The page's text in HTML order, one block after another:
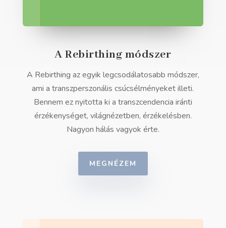
A Rebirthing módszer
A Rebirthing az egyik legcsodálatosabb módszer,
ami a transzperszonális csúcsélményeket illeti.
Bennem ez nyitotta ki a transzcendencia iránti
érzékenységet, világnézetben, érzékelésben.
Nagyon hálás vagyok érte.
MEGNÉZEM